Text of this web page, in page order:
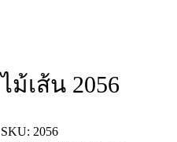
ไม้เส้น 2056
SKU: 2056